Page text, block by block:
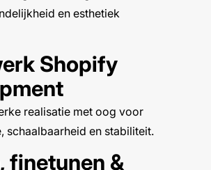
en esthetiek
Shopify
realisatie met oog voor
schaalbaarheid en stabiliteit.
finetunen &